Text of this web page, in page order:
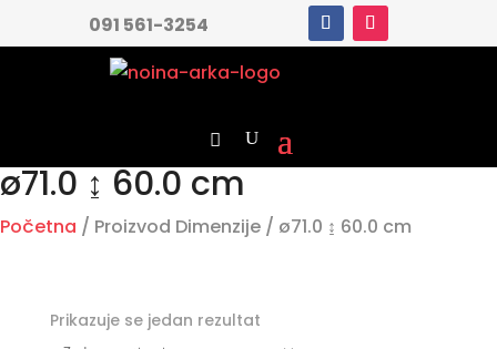
091 561-3254
ø71.0 ↨ 60.0 cm
Početna / Proizvod Dimenzije / ø71.0 ↨ 60.0 cm
Prikazuje se jedan rezultat